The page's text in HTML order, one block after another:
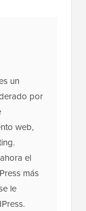
un
por
web,
el
más
le